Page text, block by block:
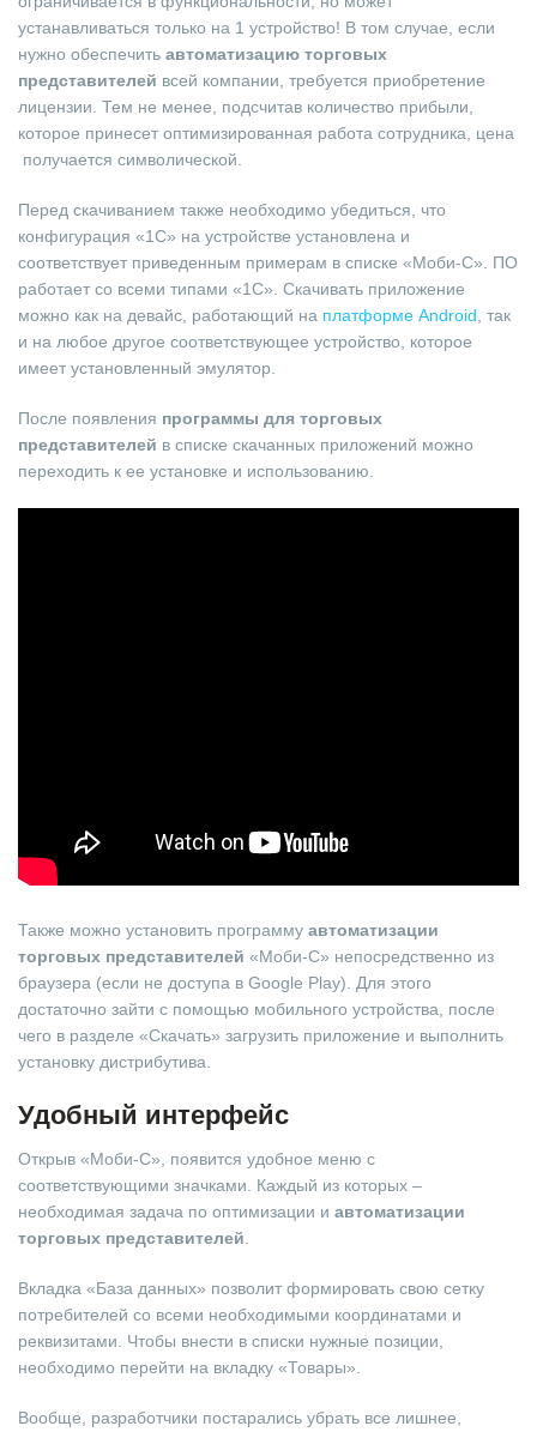
устанавливаться только на 1 устройство! В том случае, если
нужно обеспечить автоматизацию торговых
представителей всей компании, требуется приобретение
лицензии. Тем не менее, подсчитав количество прибыли,
которое принесет оптимизированная работа сотрудника, цена
получается символической.
Перед скачиванием также необходимо убедиться, что
конфигурация «1С» на устройстве установлена и
соответствует приведенным примерам в списке «Моби-С». ПО
работает со всеми типами «1С». Скачивать приложение
можно как на девайс, работающий на платформе Android , так
и на любое другое соответствующее устройство, которое
имеет установленный эмулятор.
После появления программы для торговых
представителей в списке скачанных приложений можно
переходить к ее установке и использованию.
Также можно установить программу автоматизации
торговых представителей «Моби-С» непосредственно из
браузера (если не доступа в Google Play). Для этого
достаточно зайти с помощью мобильного устройства, после
чего в разделе «Скачать» загрузить приложение и выполнить
установку дистрибутива.
Удобный интерфейс
Открыв «Моби-С», появится удобное меню с
соответствующими значками. Каждый из которых –
необходимая задача по оптимизации и автоматизации
торговых представителей
Вкладка «База данных» позволит формировать свою сетку
потребителей со всеми необходимыми координатами и
реквизитами. Чтобы внести в списки нужные позиции,
необходимо перейти на вкладку «Товары».
Вообще, разработчики постарались убрать все лишнее,